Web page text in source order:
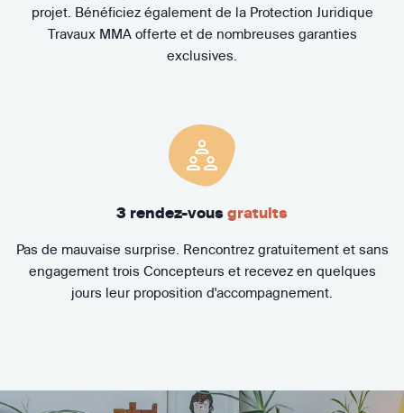
projet. Bénéficiez également de la Protection Juridique
Travaux MMA offerte et de nombreuses garanties
exclusives.
3 rendez-vous gratuits
Pas de mauvaise surprise. Rencontrez gratuitement et sans
engagement trois Concepteurs et recevez en quelques
jours leur proposition d'accompagnement.